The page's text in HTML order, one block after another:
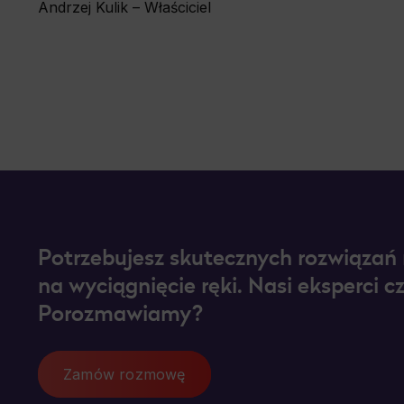
Scripts
and to
measure
Andrzej Kulik – Właściciel
Potrzebujesz skutecznych
na wyciągnięcie ręki. Nasi eksperci
Porozmawiamy?
Zamów rozmowę